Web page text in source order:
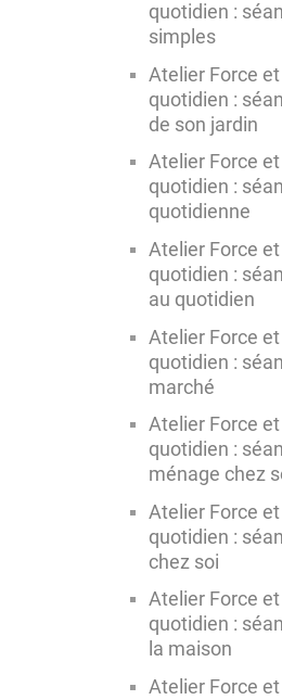
quotidien :
simples
Atelier Force
quotidien :
de son jardin
Atelier Force
quotidien :
quotidienne
Atelier Force
quotidien :
au quotidien
Atelier Force
quotidien :
marché
Atelier Force
quotidien :
ménage chez
Atelier Force
quotidien :
chez soi
Atelier Force
quotidien :
la maison
Atelier Force